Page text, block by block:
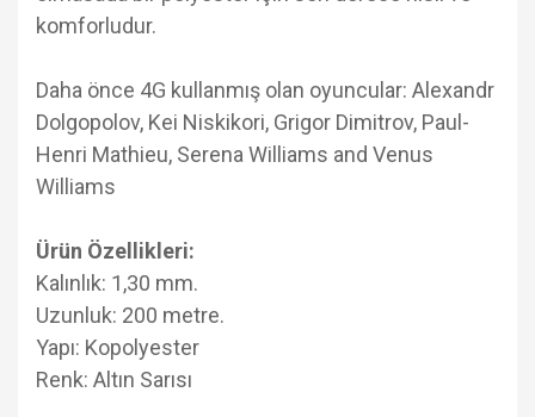
komforludur.
Daha önce 4G kullanmış olan oyuncular: Alexandr
Dolgopolov, Kei Niskikori, Grigor Dimitrov, Paul-
Henri Mathieu, Serena Williams and Venus
Williams
Ürün Özellikleri:
Kalınlık: 1,30 mm.
Uzunluk: 200 metre.
Yapı: Kopolyester
Renk: Altın Sarısı